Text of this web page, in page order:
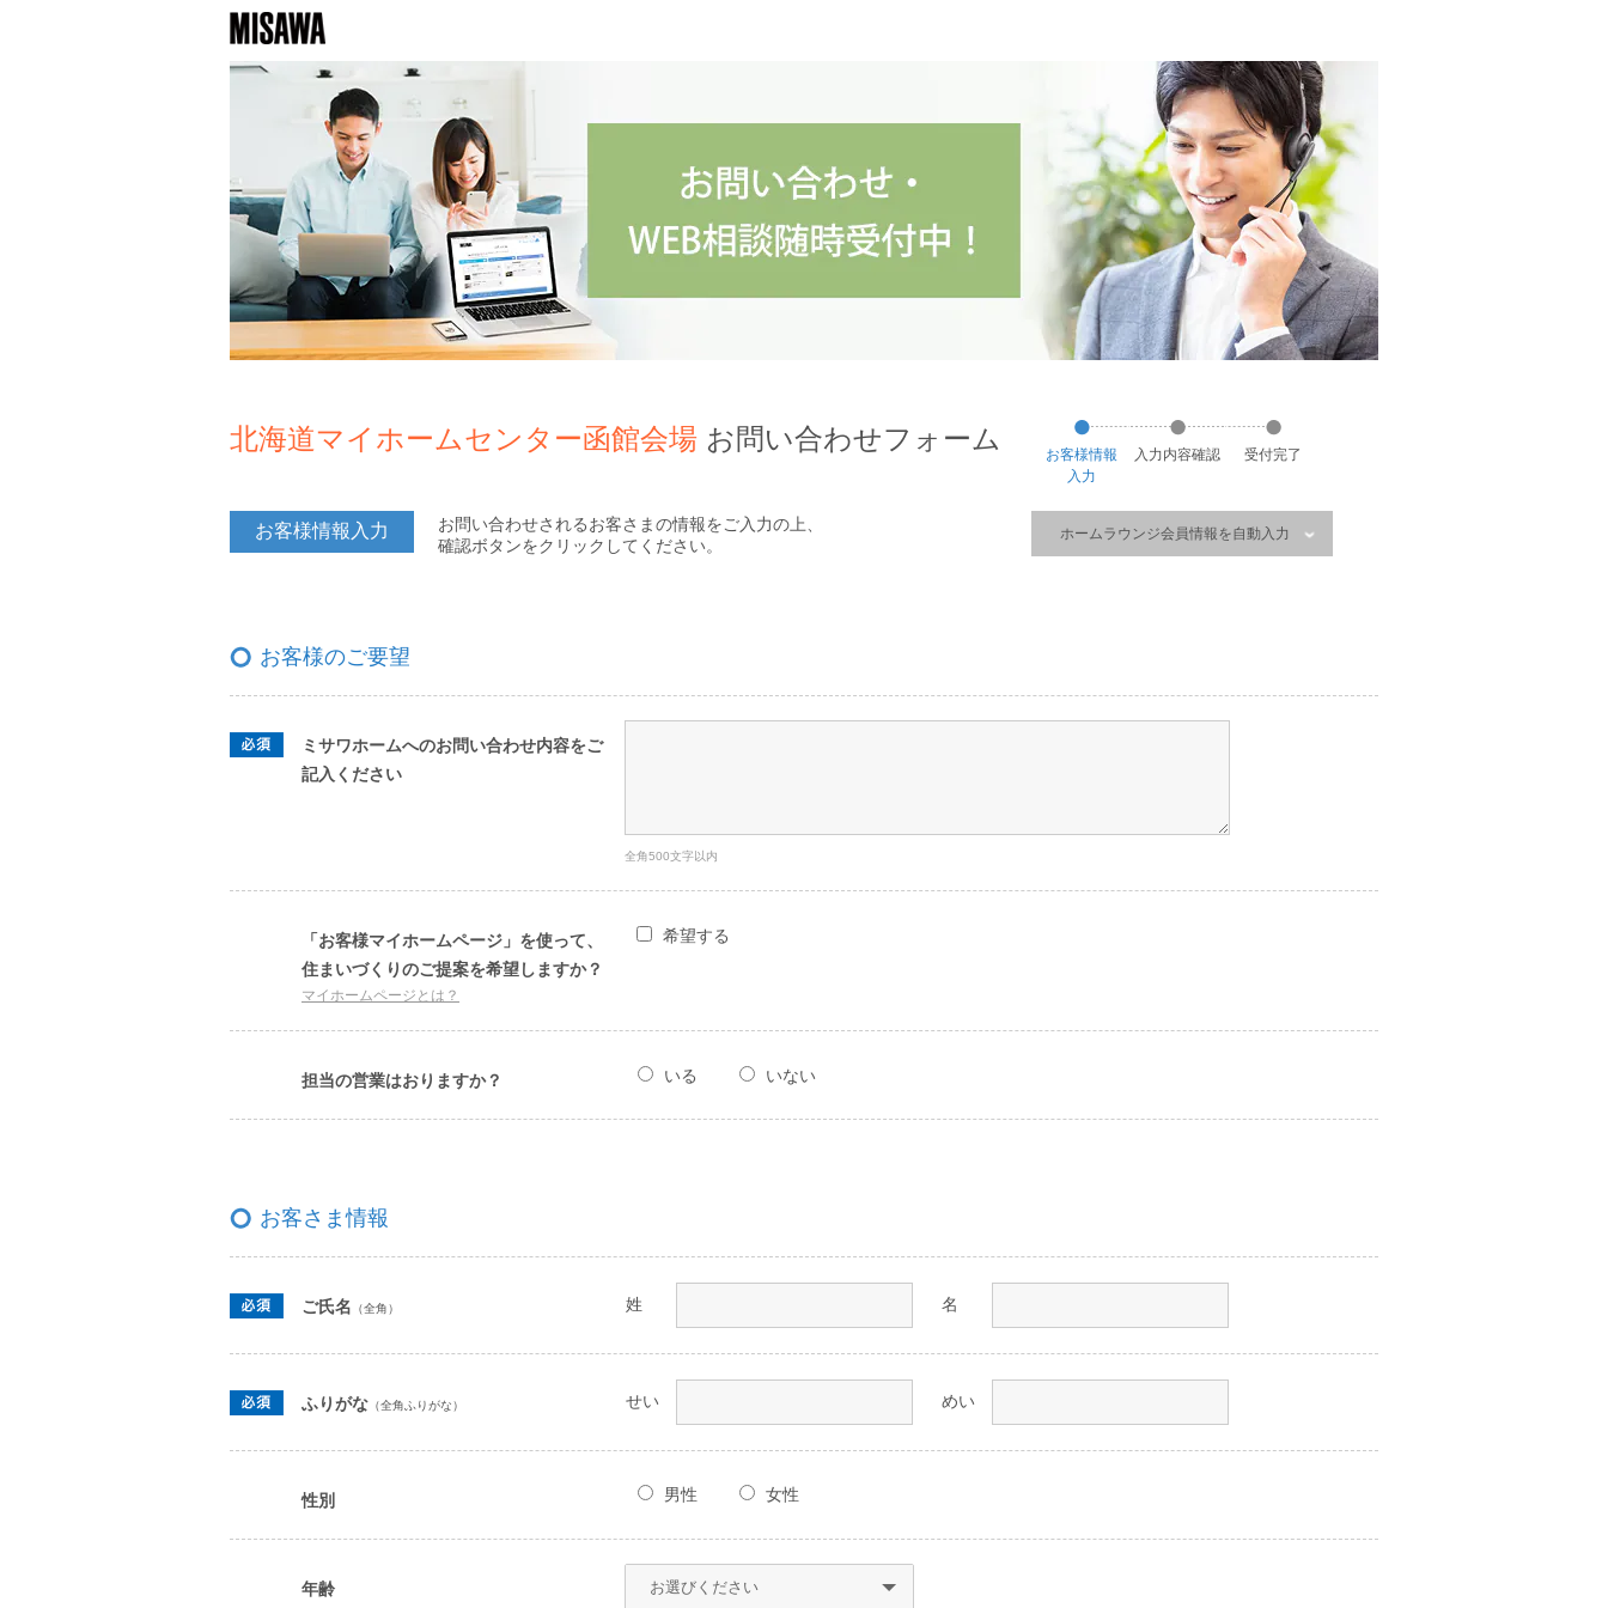
北海道マイホームセンター函館会場 お問い合わせフォーム お客様情報
入力
入力内容確認 受付完了
お客様情報入力
お問い合わせされるお客さまの情報をご入力の上、
確認ボタンをクリックしてください。
ホームラウンジ会員情報を自動入力
お客様のご要望
ミサワホームへのお問い合わせ内容をご
記入ください
全角500文字以内
「お客様マイホームページ」を使って、
住まいづくりのご提案を希望しますか？
マイホームページとは？
希望する
担当の営業はおりますか？ いる いない
お客さま情報
ご氏名 （全角） 姓 名
ふりがな （全角ふりがな） せい めい
性別 男性 女性
年齢